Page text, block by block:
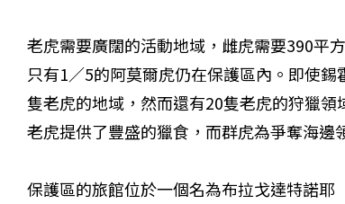
老虎需要廣闊的活動地域，雌虎需要390平
只有1∕5的阿莫爾虎仍在保護區內。即使
隻老虎的地域，然而還有20隻老虎的狩獵
老虎提供了豐盛的獵食，而群虎為爭奪海邊
保護區的旅館位於一個名為布拉戈達特諾